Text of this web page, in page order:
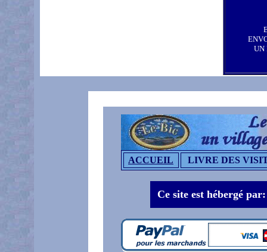
UN
ACCUEIL LIVRE DES
Ce site est hébergé par: